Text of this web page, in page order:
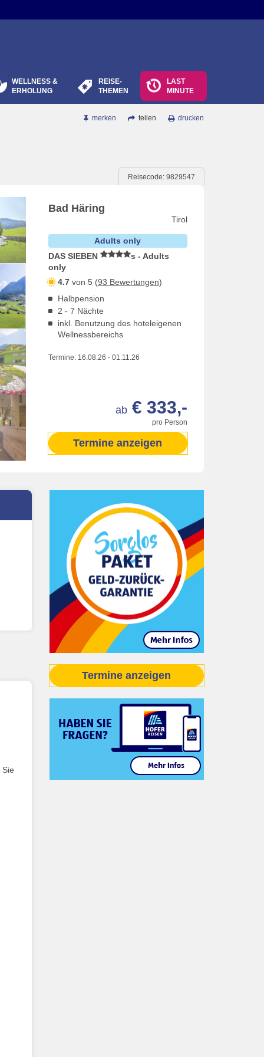
WELLNESS &
ERHOLUNG
REISE-
THEMEN
LAST
MINUTE
drucken
teilen
merken
Reisecode: 9829547
Bad Häring
Tirol
Adults only
DAS SIEBEN
s - Adults
only
4.7von 5 (93 Bewertungen)
Halbpension
2 - 7 Nächte
inkl. Benutzung des hoteleigenen
Wellnessbereichs
Termine: 16.08.26 - 01.11.26
pro Person
ab € 333,-
Termine anzeigen
Termine anzeigen